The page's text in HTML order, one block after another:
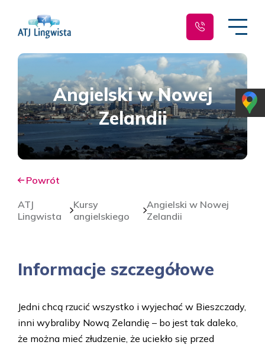
Angielski w Nowej
Zelandii
Powrót
ATJ
Lingwista
Kursy
angielskiego
Angielski w Nowej
Zelandii
Informacje szczegółowe
Jedni chcą rzucić wszystko i wyjechać w Bieszczady,
inni wybraliby Nową Zelandię – bo jest tak daleko,
że można mieć złudzenie, że uciekło się przed